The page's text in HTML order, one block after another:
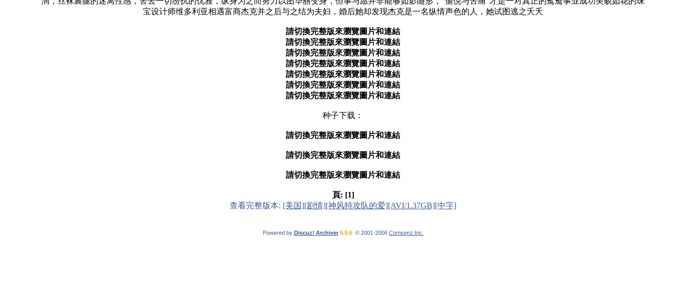
宝设计师维多利亚相遇富商杰克并之后与之结为夫妇，婚后她却发现杰克是一名纵情声色的人，她试图逃之夭夭
請切換完整版來瀏覽圖片和連結
請切換完整版來瀏覽圖片和連結
請切換完整版來瀏覽圖片和連結
請切換完整版來瀏覽圖片和連結
請切換完整版來瀏覽圖片和連結
請切換完整版來瀏覽圖片和連結
請切換完整版來瀏覽圖片和連結
种子下载：
請切換完整版來瀏覽圖片和連結
請切換完整版來瀏覽圖片和連結
請切換完整版來瀏覽圖片和連結
頁: [1]
查看完整版本: [美国][剧情][神风特攻队的爱][AVI/1.37GB][中字]
Powered by Discuz! Archiver 5.5.0© 2001-2006 Comsenz Inc.